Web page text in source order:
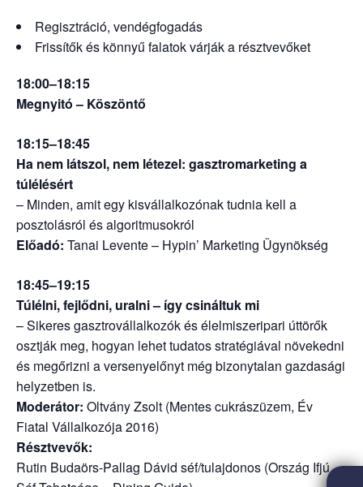
Regisztráció, vendégfogadás
Frissítők és könnyű falatok várják a résztvevőket
18:00–18:15
Megnyitó – Köszöntő
18:15–18:45
Ha nem látszol, nem létezel: gasztromarketing a
túlélésért
– Minden, amit egy kisvállalkozónak tudnia kell a
posztolásról és algoritmusokról
Előadó: Tanai Levente – Hypin’ Marketing Ügynökség
18:45–19:15
Túlélni, fejlődni, uralni – így csináltuk mi
– Sikeres gasztrovállalkozók és élelmiszeripari úttörők
osztják meg, hogyan lehet tudatos stratégiával növekedni
és megőrizni a versenyelőnyt még bizonytalan gazdasági
helyzetben is.
Moderátor: Oltvány Zsolt (Mentes cukrászüzem, Év
Fiatal Vállalkozója 2016)
Résztvevők:
Rutin Budaörs-Pallag Dávid séf/tulajdonos (Ország Ifjú